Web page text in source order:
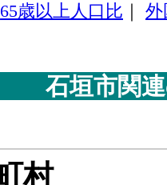
65歳以上人口比 ｜ 外
石垣市関